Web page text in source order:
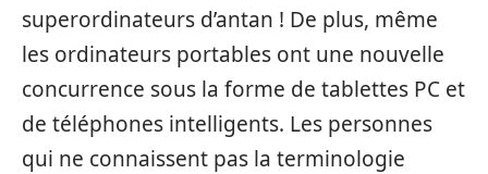
superordinateurs d’antan ! De plus, même
les ordinateurs portables ont une nouvelle
concurrence sous la forme de tablettes PC et
de téléphones intelligents. Les personnes
qui ne connaissent pas la terminologie